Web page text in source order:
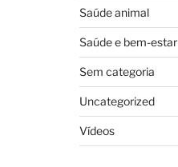
Saúde animal
Saúde e bem-estar
Sem categoria
Uncategorized
Vídeos